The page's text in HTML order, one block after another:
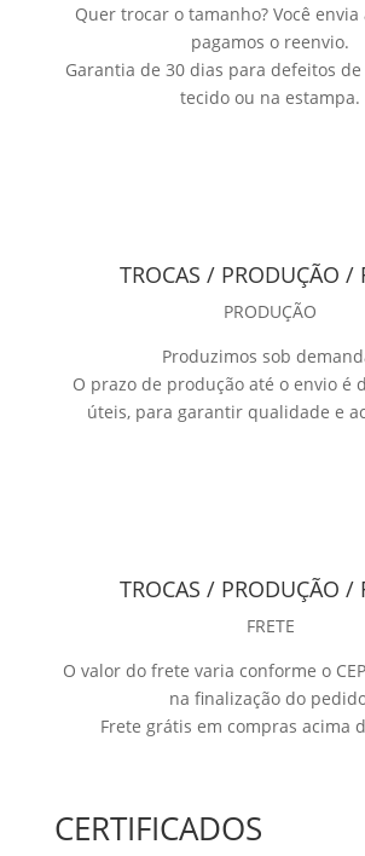
Quer trocar o tamanho? Você envia
pagamos o reenvio.
Garantia de 30 dias para defeitos
tecido ou na estampa.
TROCAS / PRODUÇÃO /
PRODUÇÃO
Produzimos sob
O prazo de produção até o envio é
úteis, para garantir qualidade e
TROCAS / PRODUÇÃO /
FRETE
O valor do frete varia conforme o
na finalização do
Frete grátis em compras acima
CERTIFICADOS